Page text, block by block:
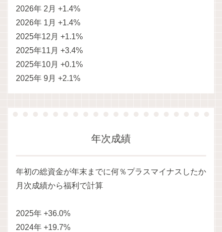
2026年 2月 +1.4%
2026年 1月 +1.4%
2025年12月 +1.1%
2025年11月 +3.4%
2025年10月 +0.1%
2025年 9月 +2.1%
年次成績
年初の総資金が年末までに何％プラスマイナスしたか
月次成績から福利で計算
2025年 +36.0%
2024年 +19.7%